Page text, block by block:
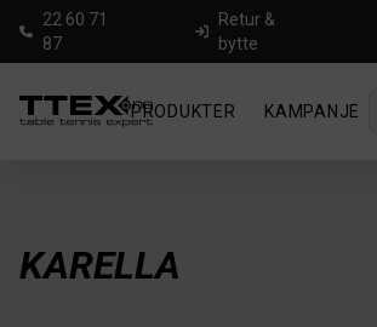
22 60 71
87
Retur &
bytte
PRODUKTER KAMPANJE
KARELLA